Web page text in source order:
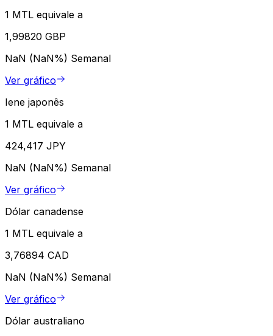
1 MTL equivale a
1,99820 GBP
NaN (NaN%) Semanal
Ver gráfico
Iene japonês
1 MTL equivale a
424,417 JPY
NaN (NaN%) Semanal
Ver gráfico
Dólar canadense
1 MTL equivale a
3,76894 CAD
NaN (NaN%) Semanal
Ver gráfico
Dólar australiano